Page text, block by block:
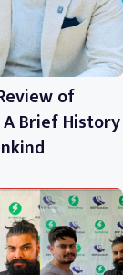
of
A Brief History